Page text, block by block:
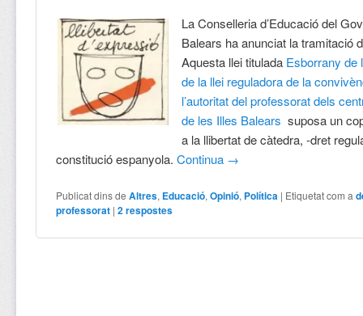
La Conselleria d’Educació del
Balears ha anunciat la tramitació
Aquesta llei titulada Esborrany de
de la llei reguladora de la
l’autoritat del professorat dels
de les Illes Balears suposa un
a la llibertat de càtedra, -dret
constitució espanyola.Continua →
Publicat dins de Altres, Educació,Opinió, Política | Etiquetat com a
professorat |2respostes